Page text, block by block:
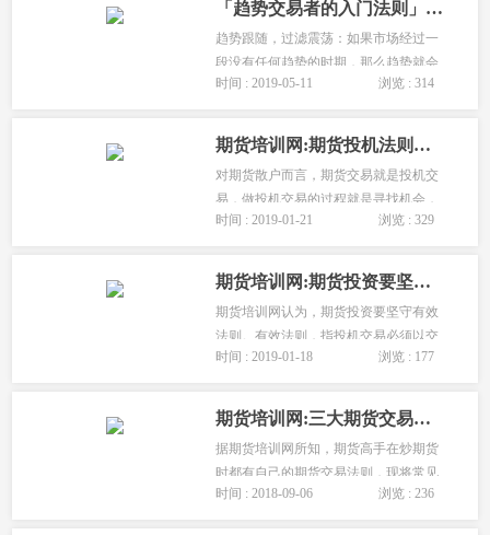
「趋势交易者的入门法则」趋势跟随,过滤震荡!
趋势跟随，过滤震荡：如果市场经过一
段没有任何趋势的时期，那么趋势就会
再次出现，那是未来趋势的先兆。作为
势，因为趋势是你的朋友，你也需要过
滤震荡，因为震荡是你的敌人。...
时间 : 2019-05-11 浏览 : 314
期货培训网:期货投机法则的6层含义「没有机会决不去做任何交易」
对期货散户而言，期货交易就是投机交
易，做投机交易的过程就是寻找机会，
并交易机会的过程。投机的前提是发现
易，这就是投机法则。...
时间 : 2019-01-21 浏览 : 329
期货培训网:期货投资要坚守有效法则!
期货培训网认为，期货投资要坚守有效
法则。有效法则，指投机交易必须以交
易行为准确有效为准则。不滥做交易，
误的交易。...
时间 : 2019-01-18 浏览 : 177
期货培训网:三大期货交易法则分享「永远只做十拿九稳的事情」
据期货培训网所知，期货高手在炒期货
时都有自己的期货交易法则，现将常见
的三大期货交易法则分享给大家： 期货
时间 : 2018-09-06 浏览 : 236